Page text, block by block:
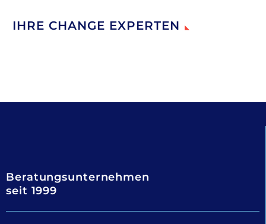
IHRE CHANGE EXPERTEN
Beratungsunternehmen
seit 1999